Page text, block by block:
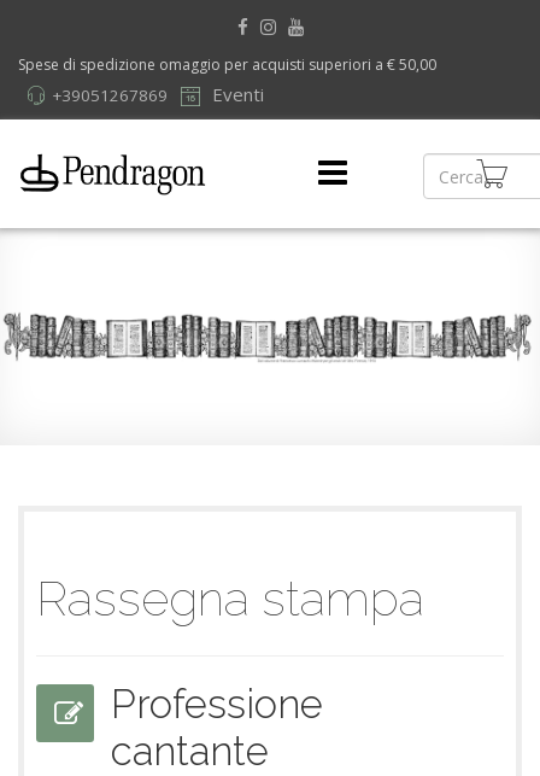
Spese di spedizione omaggio per acquisti superiori a € 50,00
Eventi
+39051267869
Rassegna stampa
Professione
cantante